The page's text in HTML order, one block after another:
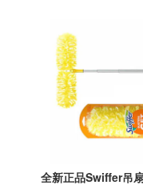
全新正品Swiffer吊